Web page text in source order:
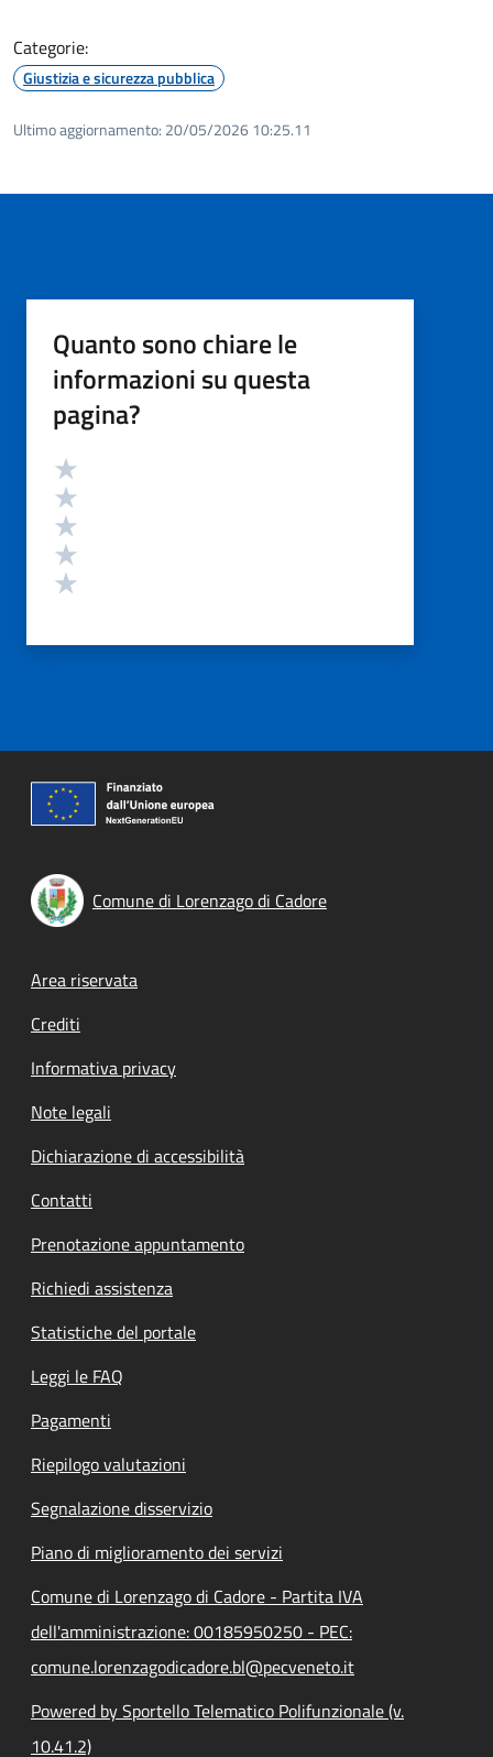
Categorie:
Giustizia e sicurezza pubblica
Ultimo aggiornamento: 20/05/2026 10:25.11
Quanto sono chiare le
informazioni su questa
pagina?
Valutazione
Comune di Lorenzago di Cadore
Footer menu
Area riservata
Crediti
Informativa privacy
Note legali
Dichiarazione di accessibilità
Contatti
Prenotazione appuntamento
Richiedi assistenza
Statistiche del portale
Leggi le FAQ
Pagamenti
Riepilogo valutazioni
Segnalazione disservizio
Piano di miglioramento dei servizi
Comune di Lorenzago di Cadore - Partita IVA
dell'amministrazione: 00185950250 - PEC:
comune.lorenzagodicadore.bl@pecveneto.it
Powered by Sportello Telematico Polifunzionale (v.
10.41.2)